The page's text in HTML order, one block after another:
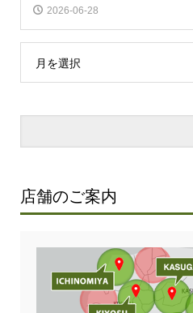
2026-06-28
月を選択
店舗のご案内